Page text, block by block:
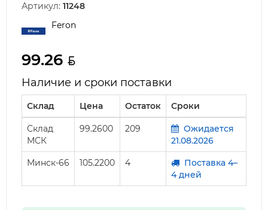
Артикул: 11248
Feron
99.26
Наличие и сроки поставки
Склад Цена Остаток Сроки
Склад
МСК
99.2600 209
Ожидается
21.08.2026
Минск-66 105.2200 4
Поставка 4–
4 дней